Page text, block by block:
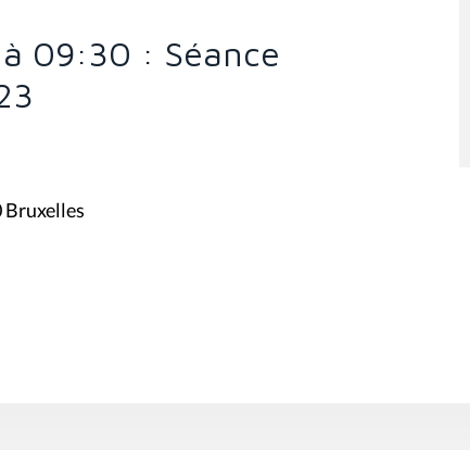
09:30 : Séance
Bruxelles